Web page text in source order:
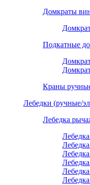
Домкраты
Подкатные
Краны
Лебедки (ручные/
Лебедка